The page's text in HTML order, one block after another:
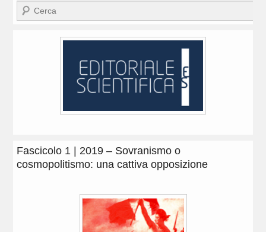
Cerca
Fascicolo 1 | 2019 – Sovranismo o
cosmopolitismo: una cattiva opposizione